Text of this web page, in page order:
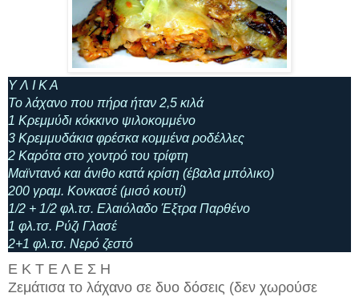
Υ Λ Ι Κ Α
Το λάχανο που πήρα ήταν 2,5 κιλά
1 Κρεμμύδι κόκκινο ψιλοκομμένο
3 Κρεμμυδάκια φρέσκα κομμένα ροδέλλες
2 Καρότα στο χοντρό του τρίφτη
Μαϊντανό και άνιθο κατά κρίση (έβαλα μπόλικο)
200 γραμ. Κονκασέ (μισό κουτί)
1/2 + 1/2 φλ.τσ. Ελαιόλαδο Έξτρα Παρθένο
1 φλ.τσ. Ρύζι Γλασέ
2+1 φλ.τσ. Νερό ζεστό
Ε Κ Τ Ε Λ Ε Σ Η
Ζεμάτισα το λάχανο σε δυο δόσεις (δεν χωρούσε